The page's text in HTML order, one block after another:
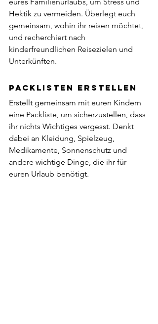
Hektik zu vermeiden. Überlegt euch
gemeinsam, wohin ihr reisen möchtet,
und recherchiert nach
kinderfreundlichen Reisezielen und
Unterkünften.
Packlisten erstellen
Erstellt gemeinsam mit euren Kindern
eine Packliste, um sicherzustellen, dass
ihr nichts Wichtiges vergesst. Denkt
dabei an Kleidung, Spielzeug,
Medikamente, Sonnenschutz und
andere wichtige Dinge, die ihr für
euren Urlaub benötigt.